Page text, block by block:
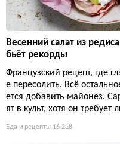
Весенний салат из
бьёт рекорды
Французский рецепт, где
е пересолить. Всё
ется добавить майонез.
ят в культ, хотя он
Еда и рецепты 16 218